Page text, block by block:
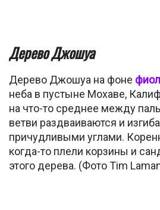
Дерево Джошуа
Дерево Джошуа на фоне
неба в пустыне Мохаве,
на что-то среднее между
ветви раздваиваются и
причудливыми углами.
когда-то плели корзины и
этого дерева. (Фото Tim